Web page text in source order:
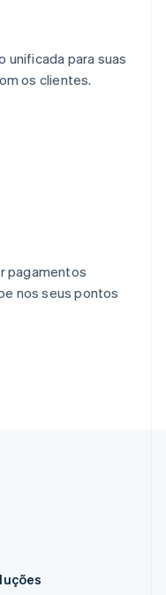
unificada para suas
os clientes.
pagamentos
nos seus pontos